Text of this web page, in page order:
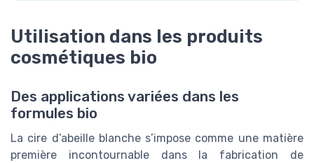
Utilisation dans les produits
cosmétiques bio
Des applications variées dans les
formules bio
La cire d’abeille blanche s’impose comme une matière
première incontournable dans la fabrication de